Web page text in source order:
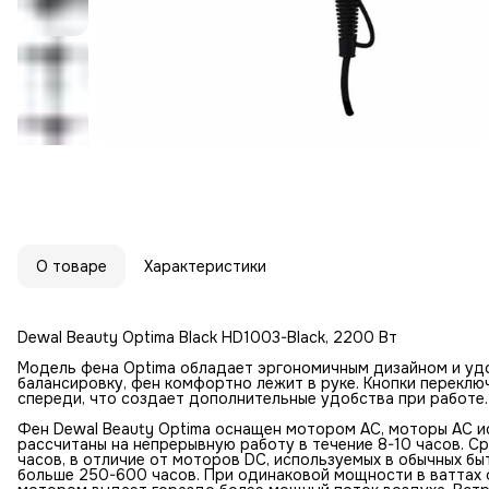
О товаре Характеристики
Dewal Beauty Optima Black HD1003-Black, 2200 Вт
Модель фена Optima обладает эргономичным дизайном и
балансировку, фен комфортно лежит в руке. Кнопки
спереди, что создает дополнительные удобства при работе.
Фен Dewal Beauty Optima оснащен мотором АС, моторы AC
рассчитаны на непрерывную работу в течение 8-10 часов.
часов, в отличие от моторов DC, используемых в обычных
больше 250-600 часов. При одинаковой мощности в